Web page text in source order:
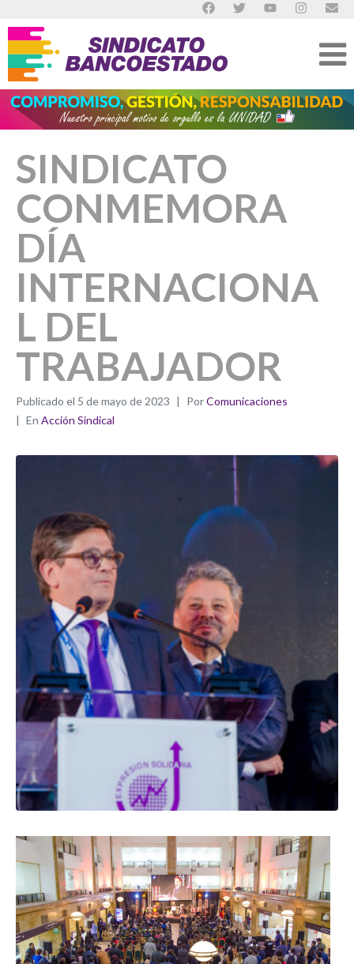
SINDICATO
CONMEMORA
DÍA
INTERNACIONA
L DEL
TRABAJADOR
Publicado el 5 de mayo de 2023 PorComunicaciones
En Acción Sindical